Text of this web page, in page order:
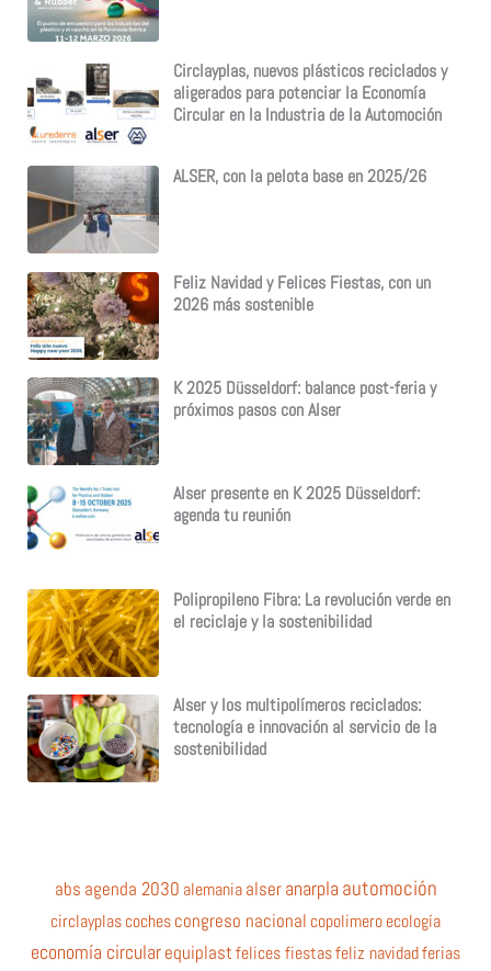
Circlayplas, nuevos plásticos reciclados y
aligerados para potenciar la Economía
Circular en la Industria de la Automoción
ALSER, con la pelota base en 2025/26
Feliz Navidad y Felices Fiestas, con un
2026 más sostenible
K 2025 Düsseldorf: balance post-feria y
próximos pasos con Alser
Alser presente en K 2025 Düsseldorf:
agenda tu reunión
Polipropileno Fibra: La revolución verde en
el reciclaje y la sostenibilidad
Alser y los multipolímeros reciclados:
tecnología e innovación al servicio de la
sostenibilidad
abs agenda 2030 alemania alser anarpla automoción
circlayplascochescongreso nacional copolimeroecología
economía circularequiplastfelices fiestasfeliz navidadferias